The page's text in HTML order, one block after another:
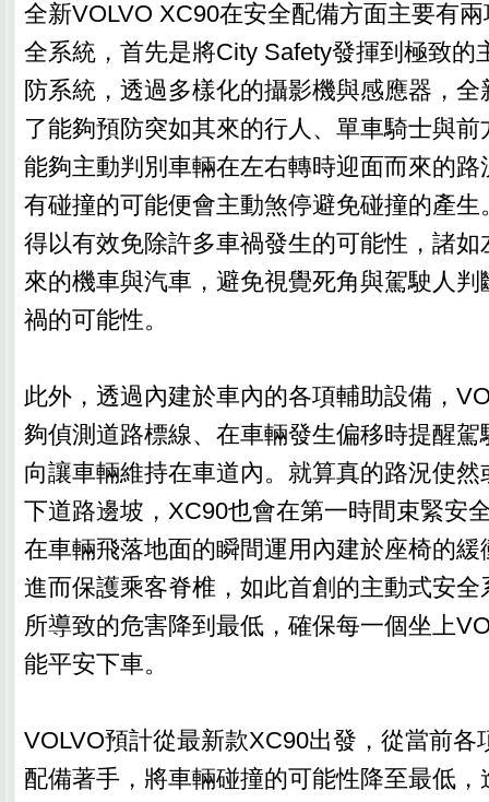
全新VOLVO XC90在安全配備方面主要有
全系統，首先是將City Safety發揮到極致的
防系統，透過多樣化的攝影機與感應器，
了能夠預防突如其來的行人、單車騎士與
能夠主動判別車輛在左右轉時迎面而來的
有碰撞的可能便會主動煞停避免碰撞的產
得以有效免除許多車禍發生的可能性，諸
來的機車與汽車，避免視覺死角與駕駛人
禍的可能性。
此外，透過內建於車內的各項輔助設備，
夠偵測道路標線、在車輛發生偏移時提醒
向讓車輛維持在車道內。就算真的路況使
下道路邊坡，XC90也會在第一時間束緊安
在車輛飛落地面的瞬間運用內建於座椅的
進而保護乘客脊椎，如此首創的主動式安
所導致的危害降到最低，確保每一個坐上
能平安下車。
VOLVO預計從最新款XC90出發，從當前各
配備著手，將車輛碰撞的可能性降至最低